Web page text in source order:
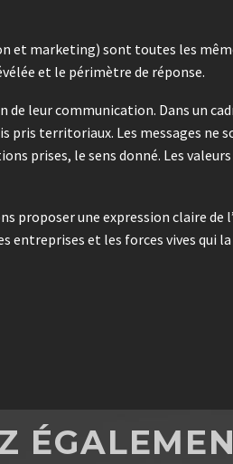
et marketing) sont toutes les
et le périmètre de réponse.
de leur communication. Dans un
territoriaux. Les messages ne
prises, le sens donné. Les
une expression claire de
entreprises et les forces vives qui